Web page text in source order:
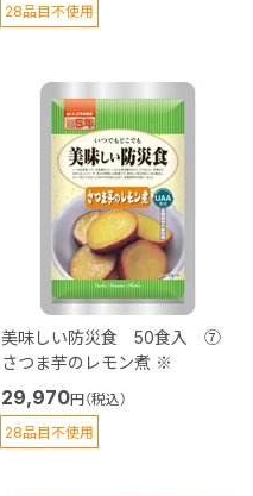
28品目不使用
美味しい防災食 50食入 ⑦
さつま芋のレモン煮 ※
29,970円（税込）
28品目不使用